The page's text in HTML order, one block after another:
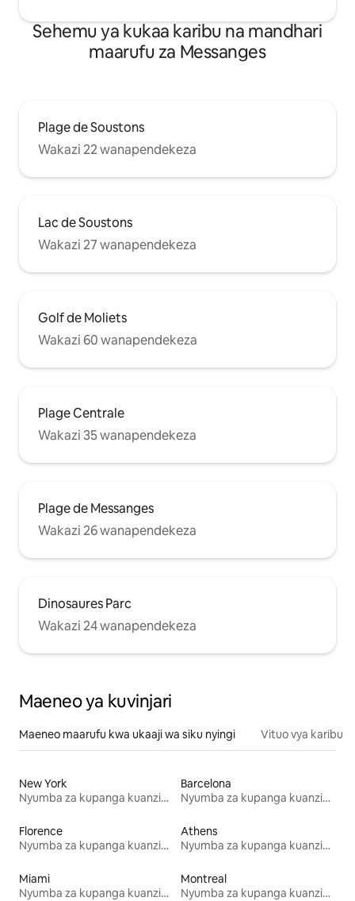
Sehemu ya kukaa karibu na mandhari
maarufu za Messanges
Plage de Soustons
Wakazi 22 wanapendekeza
Lac de Soustons
Wakazi 27 wanapendekeza
Golf de Moliets
Wakazi 60 wanapendekeza
Plage Centrale
Wakazi 35 wanapendekeza
Plage de Messanges
Wakazi 26 wanapendekeza
Dinosaures Parc
Wakazi 24 wanapendekeza
Maeneo ya kuvinjari
Maeneo maarufu kwa ukaaji wa siku nyingi Vituo vya karibu
New York
Nyumba za kupanga kuanzia mwezi mmoja
Barcelona
Nyumba za kupanga kuanzia mwezi mmoja
Florence
Nyumba za kupanga kuanzia mwezi mmoja
Athens
Nyumba za kupanga kuanzia mwezi mmoja
Miami
Nyumba za kupanga kuanzia mwezi mmoja
Montreal
Nyumba za kupanga kuanzia mwezi mmoja